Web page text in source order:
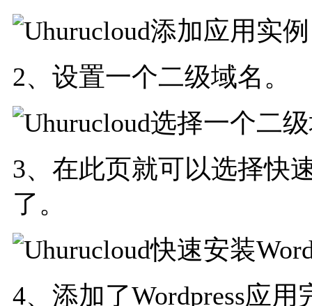
2、设置一个二级域名。
3、在此页就可以选择快
了。
4、添加了Wordpress应用